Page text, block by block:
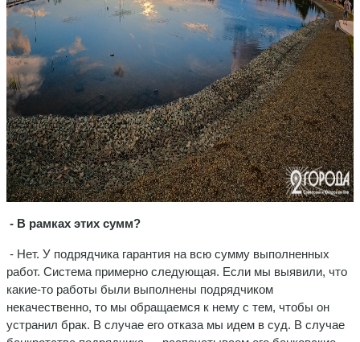
- В рамках этих сумм?
- Нет. У подрядчика гарантия на всю сумму выполненных
работ. Система примерно следующая. Если мы выявили, что
какие-то работы были выполнены подрядчиком
некачественно, то мы обращаемся к нему с тем, чтобы он
устранил брак. В случае его отказа мы идем в суд. В случае